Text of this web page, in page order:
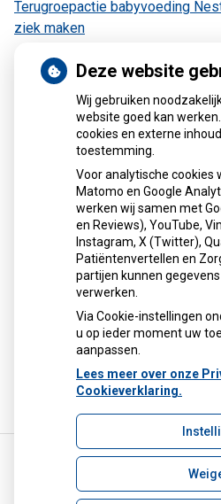
Terugroepactie babyvoeding
ziek maken
U heeft geen
externe inhouddie
zien.
Cookie-
Uw Zorg
Deze website
Wij gebruiken
website goed kan
cookies en externe
toestemming.
Voor analytische cookies
Matomo en Google
werken wij samen met
en Reviews), YouTube,
Instagram, X (Twitter),
Patiëntenvertellen en
partijen kunnen
verwerken.
Via Cookie-instellingen
u op ieder moment uw
aanpassen.
Lees meer over onze
Cookieverklaring.